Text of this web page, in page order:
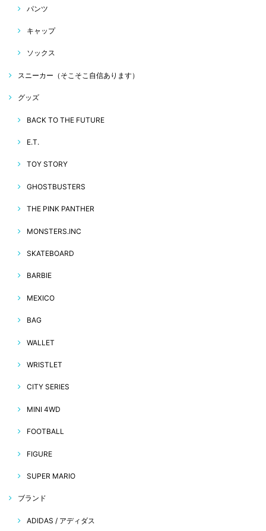
パンツ
キャップ
ソックス
スニーカー（そこそこ自信あります）
グッズ
BACK TO THE FUTURE
E.T.
TOY STORY
GHOSTBUSTERS
THE PINK PANTHER
MONSTERS.INC
SKATEBOARD
BARBIE
MEXICO
BAG
WALLET
WRISTLET
CITY SERIES
MINI 4WD
FOOTBALL
FIGURE
SUPER MARIO
ブランド
ADIDAS / アディダス